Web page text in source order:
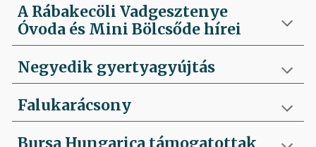
A Rábakecöli Vadgesztenye
Óvoda és Mini Bölcsőde hírei
Negyedik gyertyagyújtás
Falukarácsony
Bursa Hungarica támogatottak